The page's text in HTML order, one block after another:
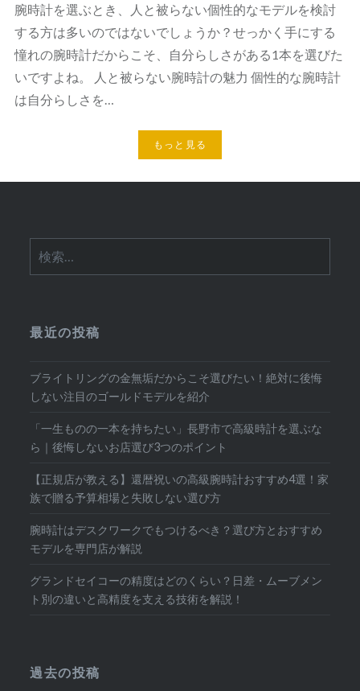
腕時計を選ぶとき、人と被らない個性的なモデルを検討
する方は多いのではないでしょうか？せっかく手にする
憧れの腕時計だからこそ、自分らしさがある1本を選びた
いですよね。 人と被らない腕時計の魅力 個性的な腕時計
は自分らしさを…
もっと見る
索:
最近の投稿
ブライトリングの金無垢だからこそ選びたい！絶対に後悔
しない注目のゴールドモデルを紹介
「一生ものの一本を持ちたい」長野市で高級時計を選ぶな
ら｜後悔しないお店選び3つのポイント
【正規店が教える】還暦祝いの高級腕時計おすすめ4選！家
族で贈る予算相場と失敗しない選び方
腕時計はデスクワークでもつけるべき？選び方とおすすめ
モデルを専門店が解説
グランドセイコーの精度はどのくらい？日差・ムーブメン
ト別の違いと高精度を支える技術を解説！
過去の投稿